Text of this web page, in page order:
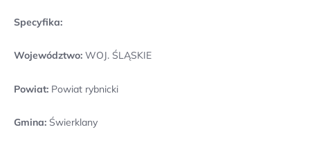
Specyfika:
Województwo: WOJ. ŚLĄSKIE
Powiat: Powiat rybnicki
Gmina: Świerklany